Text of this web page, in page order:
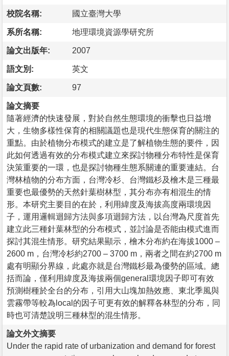
校院名稱: 國立臺灣大學
系所名稱: 地理環境資源學研究所
論文出版年: 2007
語文別: 英文
論文頁數: 97
論文摘要
隨著經濟的快速發展，對於自然生態環境的衝擊也日益增
大，生物多樣性保育的相關議題也是現代生態保育的關注的
重點。由於植物分布模式的建立是了解植物生態的要件，因
此如何透過有效的分布模式建立來探討物種分布特性是保育
決策重要的一環，也是探討物種生態系關連的重要連結。台
灣林植物的分布方面，台灣冷杉、台灣鐵杉及檜木是三種最
重要也最優勢的天然針葉樹林型，其分布亦有相混生的情
形。本研究主要目的在於，利用緯度及海拔高度兩環境因
子，運用邏輯迴歸方法與多項迴歸方法，以台灣為尺度首先
建立此三種針葉林型的分布模式，並討論是否能由模式進而
探討其混生情形。研究結果顯示，檜木分布約在海拔1000 –
2600 m，台灣冷杉約2700 – 3700 m，兩者之間在約2700 m
處有明顯分界線，此處亦就是台灣鐵杉最為優勢的區域。總
括而論，僅利用緯度及海拔兩個general環境因子即可有效
預測樹種於全台的分布，引用大山塊加熱效應、東北季風與
雲霧帶等較為local的因子可更有效的解釋各林型的分布，同
時也可清楚說明三種林型的混生情形。
論文外文摘要
Under the rapid rate of urbanization and demand for forest